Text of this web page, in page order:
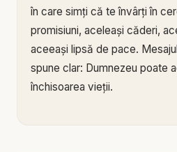
în care simți că te învârți în
promisiuni, aceleași căderi,
aceeași lipsă de pace.
spune clar: Dumnezeu poate
închisoarea vieții.